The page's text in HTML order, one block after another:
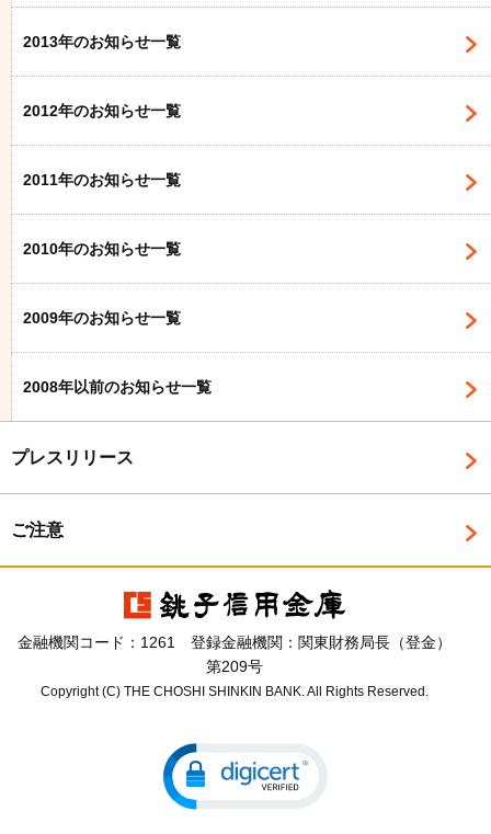
2013年のお知らせ一覧
2012年のお知らせ一覧
2011年のお知らせ一覧
2010年のお知らせ一覧
2009年のお知らせ一覧
2008年以前のお知らせ一覧
プレスリリース
ご注意
金融機関コード：1261 登録金融機関：関東財務局長（登金）
第209号
Copyright (C) THE CHOSHI SHINKIN BANK. All Rights Reserved.